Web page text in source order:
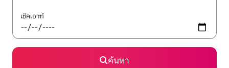
เช็คเอาท์
ค้นหา